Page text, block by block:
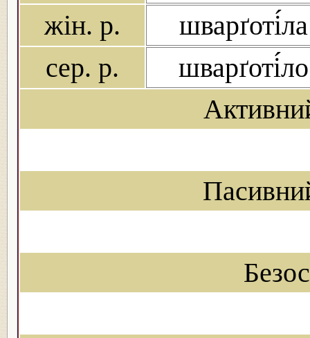
жін. р.
шварґоті́ла
сер. р.
шварґоті́ло